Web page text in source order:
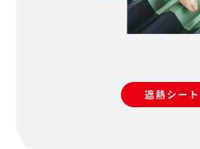
遮熱シート